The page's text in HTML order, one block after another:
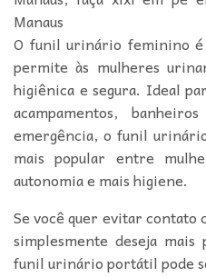
O funil urinário feminino é
permite às mulheres
higiênica e segura. Ideal
acampamentos,
emergência, o funil
mais popular entre
autonomia e mais higiene.
Se você quer evitar contato
simplesmente deseja
funil urinário portátil pode